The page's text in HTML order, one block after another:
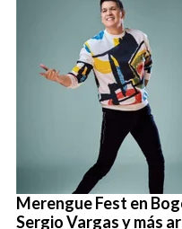
Merengue Fest en
Sergio Vargas y más